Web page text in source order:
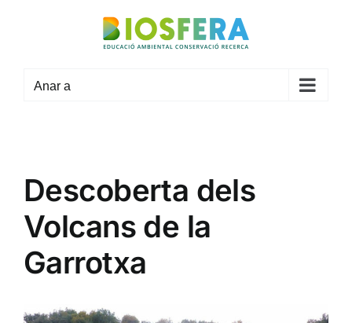
Anar a
Descoberta dels
Volcans de la
Garrotxa